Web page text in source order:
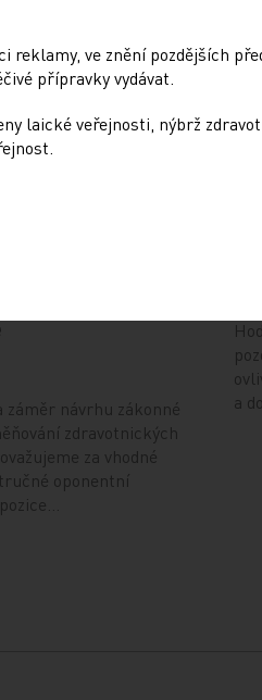
záměr návrhu zákonné
zdravotnických
za vhodné
oponentní
a
reklamy, ve znění pozdějších
přípravky vydávat.
laické veřejnosti, nýbrž